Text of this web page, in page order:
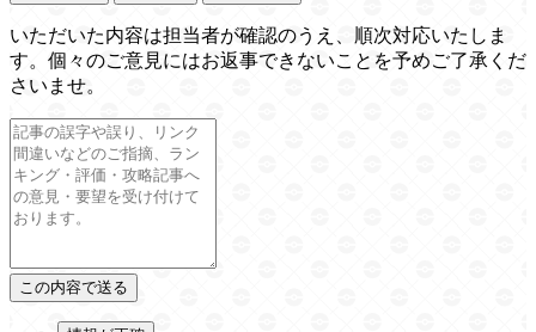
いただいた内容は担当者が確認のうえ、順次対応いたしま
す。個々のご意見にはお返事できないことを予めご了承くだ
さいませ。